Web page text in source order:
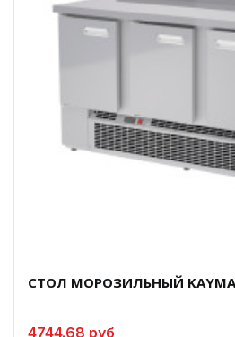
СТОЛ МОРОЗИЛЬНЫЙ
4744.68 руб